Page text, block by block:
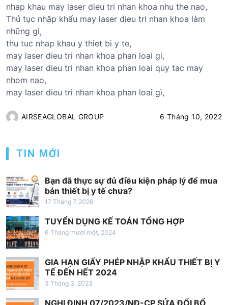
nhap khau may laser dieu tri nhan khoa nhu the nao,
Thủ tục nhập khẩu may laser dieu tri nhan khoa làm
những gì,
thu tuc nhap khau y thiet bi y te,
may laser dieu tri nhan khoa phan loai gi,
may laser dieu tri nhan khoa phan loai quy tac may
nhom nao,
may laser dieu tri nhan khoa phan loai gì,
AIRSEAGLOBAL GROUP 6 Tháng 10, 2022
TIN MỚI
Bạn đã thực sự đủ điều kiện pháp lý để mua
bán thiết bị y tế chưa?
17 Tháng 7, 2026
TUYỂN DỤNG KẾ TOÁN TỔNG HỢP
6 Tháng mười một, 2024
GIA HẠN GIẤY PHÉP NHẬP KHẨU THIẾT BỊ Y
TẾ ĐẾN HẾT 2024
3 Tháng 3, 2023
NGHỊ ĐỊNH 07/2023/NĐ-CP SỬA ĐỔI BỔ